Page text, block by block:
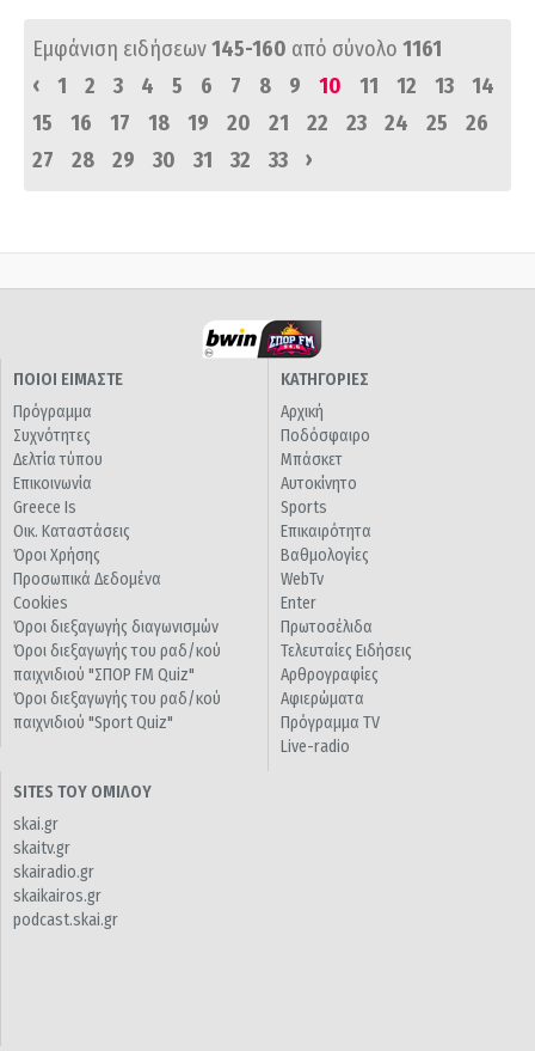
Εμφάνιση ειδήσεων145-160 από σύνολο 1161
‹
1 2 3 4 5 6 7 8 9 10 11 12 13
14
15
16 17 18 19 20 21 22 23 24 25
26
27
28 29 30 31 32 33 ›
ΠΟΙΟΙ ΕΙΜΑΣΤΕ
Πρόγραμμα
Συχνότητες
Δελτία τύπου
Επικοινωνία
Greece Is
Οικ. Καταστάσεις
Όροι Χρήσης
Προσωπικά Δεδομένα
Cookies
Όροι διεξαγωγής διαγωνισμών
Όροι διεξαγωγής του ραδ/κού
παιχνιδιού "ΣΠΟΡ FM Quiz"
Όροι διεξαγωγής του ραδ/κού
παιχνιδιού "Sport Quiz"
ΚΑΤΗΓΟΡΙΕΣ
Αρχική
Ποδόσφαιρο
Μπάσκετ
Αυτοκίνητο
Sports
Επικαιρότητα
Βαθμολογίες
WebTv
Enter
Πρωτοσέλιδα
Τελευταίες Ειδήσεις
Αρθρογραφίες
Αφιερώματα
Πρόγραμμα TV
Live-radio
SITES ΤΟΥ ΟΜΙΛΟΥ
skai.gr
skaitv.gr
skairadio.gr
skaikairos.gr
podcast.skai.gr